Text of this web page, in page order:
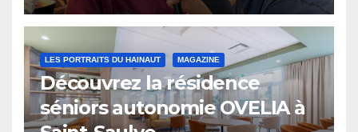
LES PORTRAITS DU HAINAUT MAGAZINE
Découvrez la résidence
séniors autonomie OVELIA à